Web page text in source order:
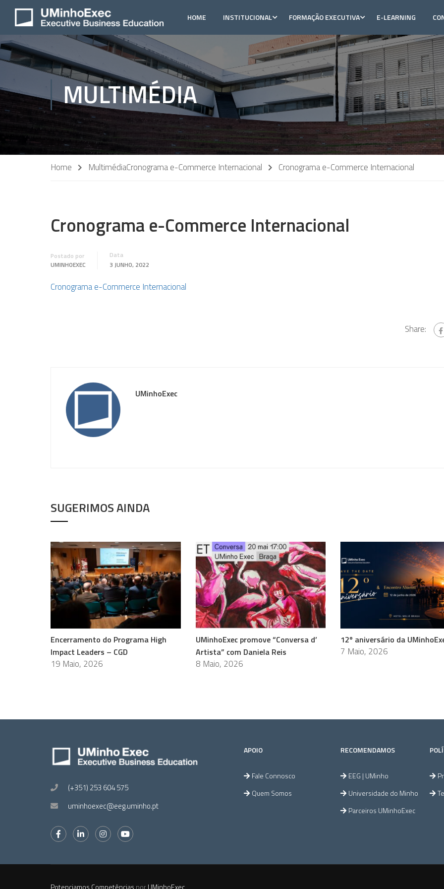
HOME INSTITUCIONAL FORMAÇÃO EXECUTIVA E-LEARNING
MULTIMÉDIA
Home MultimédiaCronograma e-Commerce Internacional Cronograma e-Commerce Internacional
Cronograma e-Commerce Internacional
Postado por
UMINHOEXEC
Data
3 JUNHO, 2022
Cronograma e-Commerce Internacional
Share:
UMinhoExec
SUGERIMOS AINDA
Encerramento do Programa High
Impact Leaders – CGD
19 Maio, 2026
UMinhoExec promove “Conversa d’
Artista” com Daniela Reis
8 Maio, 2026
12º aniversário da
7 Maio, 2026
(+351) 253 604 575
uminhoexec@eeg.uminho.pt
APOIO
Fale Connosco
Quem Somos
RECOMENDAMOS
EEG | UMinho
Universidade do Minho
Parceiros UMinhoExec